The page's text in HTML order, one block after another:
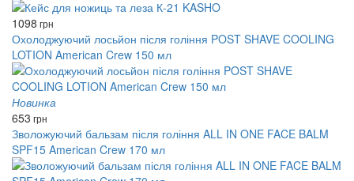
1098 грн
Охолоджуючий лосьйон після гоління POST SHAVE COOLING
LOTION American Crew 150 мл
Новинка
653 грн
Зволожуючий бальзам після гоління ALL IN ONE FACE BALM
SPF15 American Crew 170 мл